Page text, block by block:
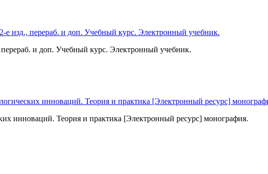
и доп. Учебный курс. Электронный учебник.
инноваций. Теория и практика [Электронный ресурс] монография.